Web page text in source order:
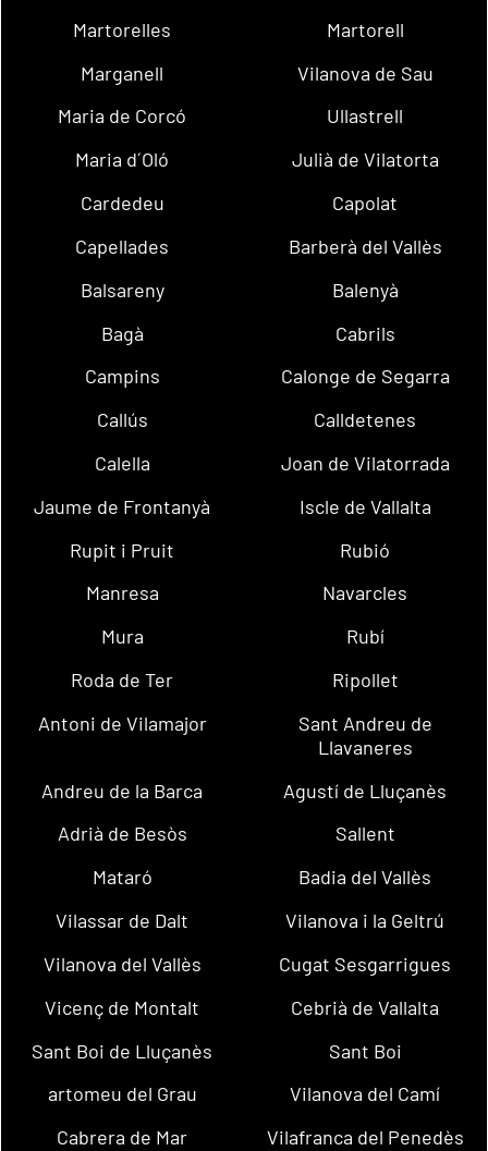
Martorelles
Martorell
Marganell
Vilanova de Sau
Maria de Corcó
Ullastrell
Maria d´Oló
Julià de Vilatorta
Cardedeu
Capolat
Capellades
Barberà del Vallès
Balsareny
Balenyà
Bagà
Cabrils
Campins
Calonge de Segarra
Callús
Calldetenes
Calella
Joan de Vilatorrada
Jaume de Frontanyà
Iscle de Vallalta
Rupit i Pruit
Rubió
Manresa
Navarcles
Mura
Rubí
Roda de Ter
Ripollet
Antoni de Vilamajor
Sant Andreu de
Llavaneres
Andreu de la Barca
Agustí de Lluçanès
Adrià de Besòs
Sallent
Mataró
Badia del Vallès
Vilassar de Dalt
Vilanova i la Geltrú
Vilanova del Vallès
Cugat Sesgarrigues
Vicenç de Montalt
Cebrià de Vallalta
Sant Boi de Lluçanès
Sant Boi
artomeu del Grau
Vilanova del Camí
Cabrera de Mar
Vilafranca del Penedès